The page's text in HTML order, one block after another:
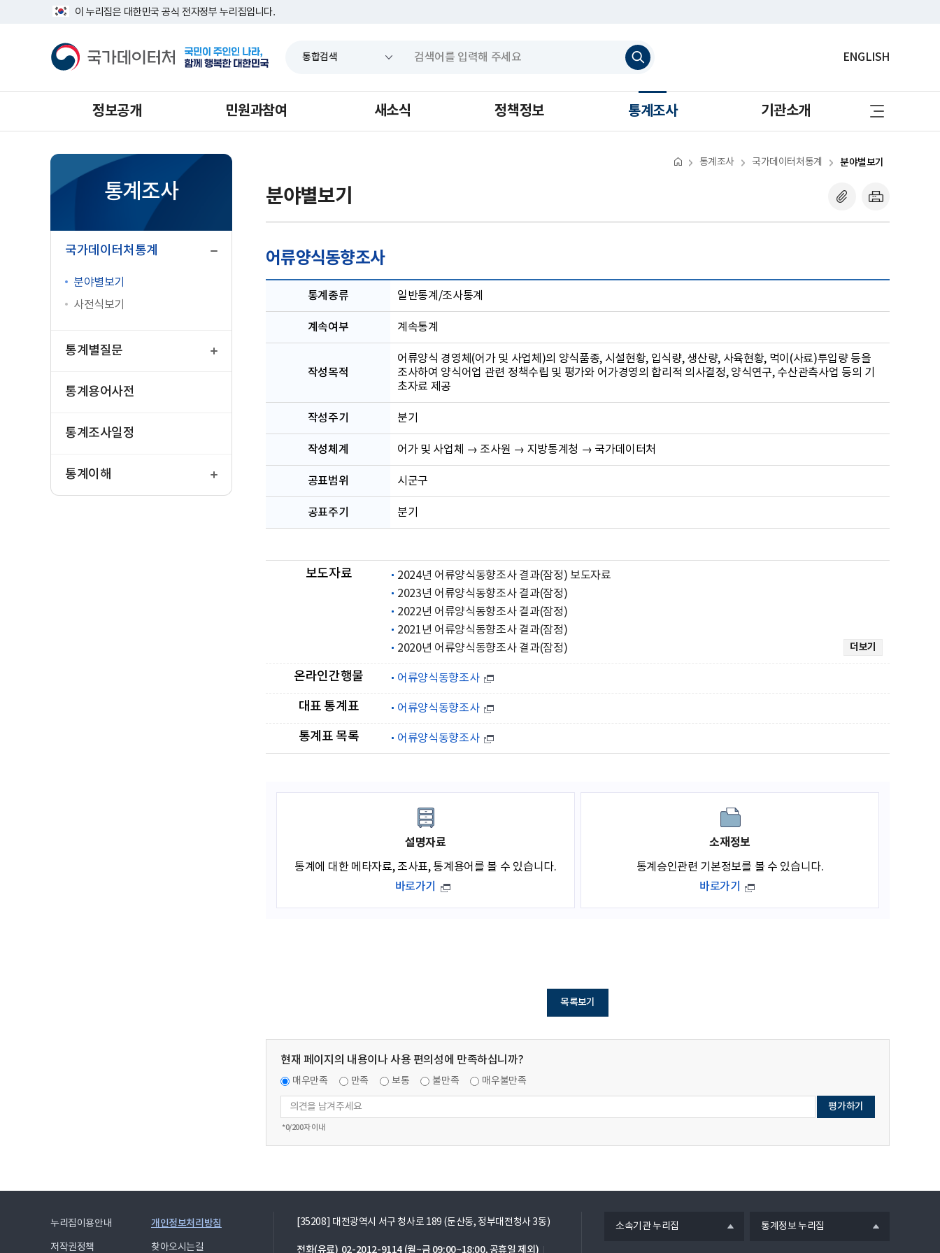
이 누리집은 대한민국 공식 전자정부 누리집입니다.
검
색
하
ENGLISH
정보공개 민원과참여 새소식 정책정보 통계조사 기관소개
사
이
로
통계조사
국가데이터처통계
분야별보기
사전식보기
통계별질문
통계용어사전
통계조사일정
통계이해
통계조사 국가데이터처통계 분야별보기
분야별보기
어류양식동향조사
통계종류 일반통계/조사통계
계속여부 계속통계
작성목적
어류양식 경영체(어가 및 사업체)의 양식품종, 시설현황, 입식량, 생산량, 사육현황, 먹이(사료)투입량 등을
조사하여 양식어업 관련 정책수립 및 평가와 어가경영의 합리적 의사결정, 양식연구, 수산관측사업 등의 기
초자료 제공
작성주기 분기
작성체계 어가 및 사업체 → 조사원 → 지방통계청 → 국가데이터처
공표범위 시군구
공표주기 분기
보도자료
2024년 어류양식동향조사 결과(잠정) 보도자료
2023년 어류양식동향조사 결과(잠정)
2022년 어류양식동향조사 결과(잠정)
2021년 어류양식동향조사 결과(잠정)
2020년 어류양식동향조사 결과(잠정)
더보기
온라인간행물 어류양식동향조사
대표 통계표 어류양식동향조사
통계표 목록 어류양식동향조사
설명자료
통계에 대한 메타자료, 조사표, 통계용어를 볼 수 있습니다.
바로가기
소재정보
통계승인관련 기본정보를 볼 수 있습니다.
바로가기
목록보기
현재 페이지의 내용이나 사용 편의성에 만족하십니까?
매우만족 만족 보통 불만족 매우불만족
*0/200자 이내
누리집이용안내 개인정보처리방침
저작권정책 찾아오시는길
[35208] 대전광역시 서구 청사로 189 (둔산동, 정부대전청사 3동)
전화(유료) 02-2012-9114 (월~금 09:00~18:00, 공휴일 제외)
소속기관 누리집 통계정보 누리집